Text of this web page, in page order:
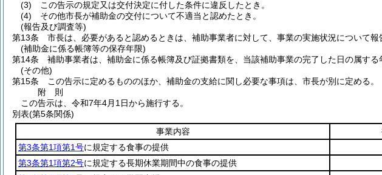
(3)
この告示の規定又は交付決定に付した条件に違反したとき。
(4)
その他市長が補助金の交付について不適当と認めたとき。
(報告及び調査等)
第13条
市長は、必要があると認めるときは、補助事業者に対して、事業の実施状況について報
(補助金に係る帳簿等の保存年限)
第14条
補助事業者は、補助金に係る帳簿及び証拠書類を、当該補助事業の完了した日の属す
(その他)
第15条
この告示に定めるもののほか、補助金の支給に関し必要な事項は、市長が別に定める。
附 則
この告示は、令和7年4月1日から施行する。
別表(第5条関係)
事業内容
第3条第1項第1号に規定する食事の提供
第3条第1項第2号に規定する長期休業期間中の食事の提供